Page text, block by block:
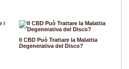
Il CBD Può Trattare la Malattia
Degenerativa del Disco?